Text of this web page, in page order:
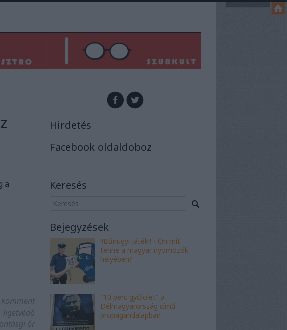
a
komment
ligetvédő
őr
Hirdetés
Facebook oldaldoboz
Keresés
Bejegyzések
!!Bűnügyi Játék!! - Ön mit
tenne a magyar nyomozók
helyében?
"10 perc gyűlölet" a
Délmagyarország című
propagandalapban